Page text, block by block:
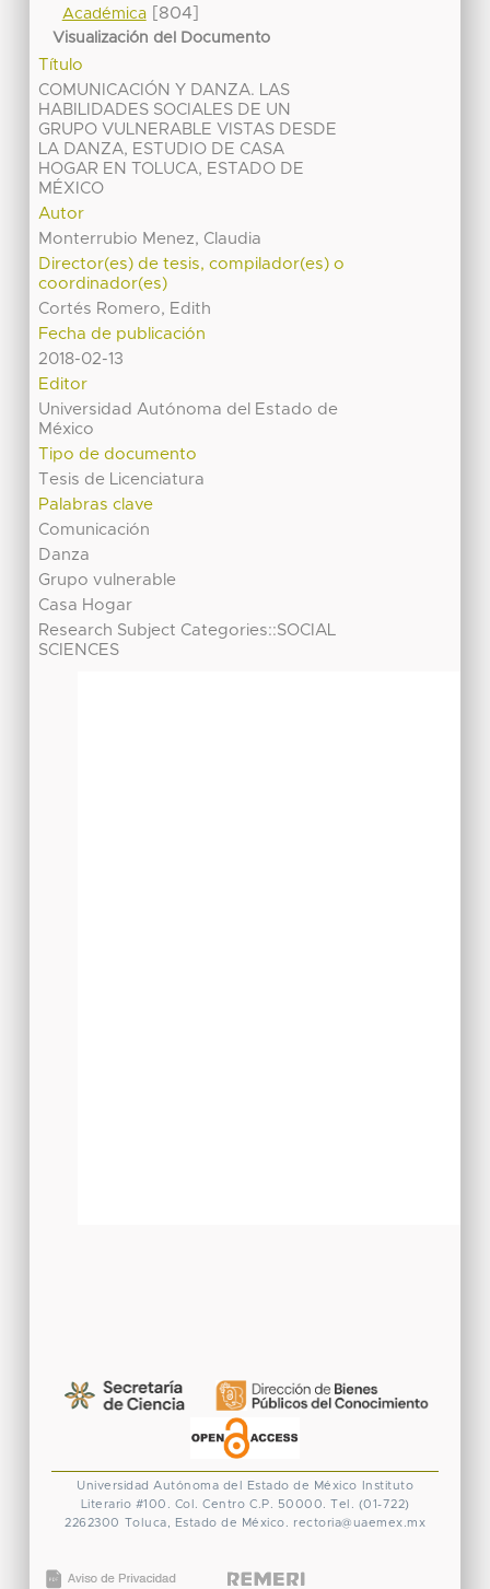
Académica[804]
Visualización del Documento
Título
COMUNICACIÓN Y DANZA. LAS
HABILIDADES SOCIALES DE UN
GRUPO VULNERABLE VISTAS DESDE
LA DANZA, ESTUDIO DE CASA
HOGAR EN TOLUCA, ESTADO DE
MÉXICO
Autor
Monterrubio Menez, Claudia
Director(es) de tesis, compilador(es) o
coordinador(es)
Cortés Romero, Edith
Fecha de publicación
2018-02-13
Editor
Universidad Autónoma del Estado de
México
Tipo de documento
Tesis de Licenciatura
Palabras clave
Comunicación
Danza
Grupo vulnerable
Casa Hogar
Research Subject Categories::SOCIAL
SCIENCES
Universidad Autónoma del Estado de México
Instituto
Literario #100. Col. Centro C.P. 50000. Tel. (01-722)
2262300 Toluca, Estado de México. rectoria@uaemex.mx